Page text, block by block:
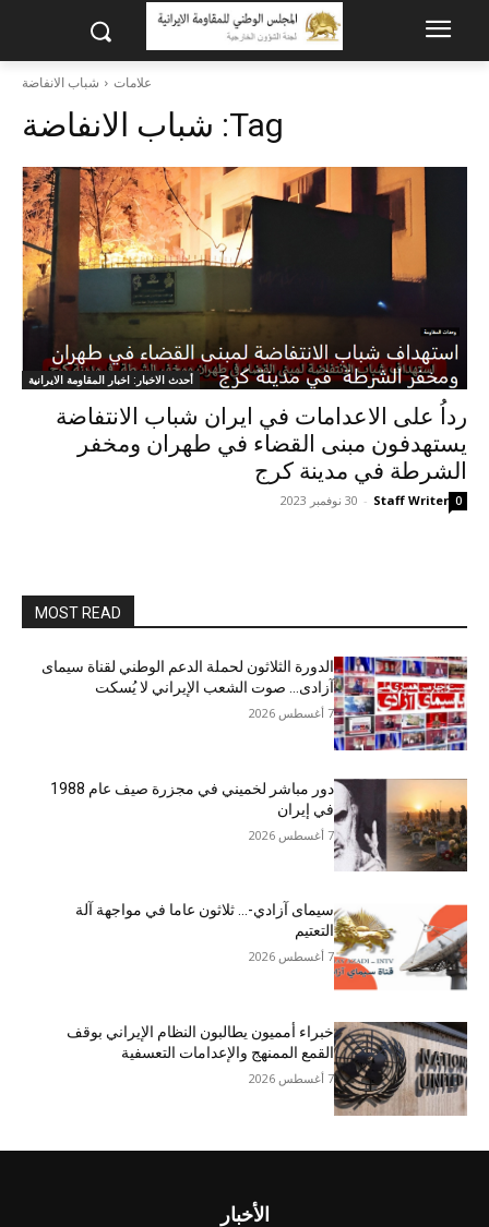
علامات شباب الانفاضة
Tag: شباب الانفاضة
أحدث الاخبار: اخبار المقاومة الايرانية
رداُ علی الاعدامات في ایران شباب الانتفاضة
یستهدفون مبنى القضاء في طهران ومخفر
الشرطة في مدينة كرج
Staff Writer
- 30 نوفمبر 2023 0
MOST READ
الدورة الثلاثون لحملة الدعم الوطني لقناة سیمای
آزادی… صوت الشعب الإيراني لا يُسكت
7 أغسطس 2026
دور مباشر لخميني في مجزرة صيف عام 1988
في إيران
7 أغسطس 2026
سيمای آزادي-… ثلاثون عاما في مواجهة آلة
التعتيم
7 أغسطس 2026
خبراء أمميون يطالبون النظام الإيراني بوقف
القمع الممنهج والإعدامات التعسفية
7 أغسطس 2026
الأخبار